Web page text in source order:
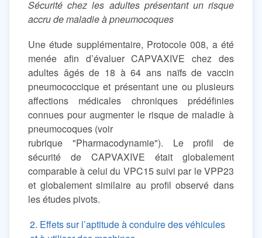
Sécurité chez les adultes présentant un risque
accru de maladie à pneumocoques
Une étude supplémentaire, Protocole 008, a été
menée afin d’évaluer CAPVAXIVE chez des
adultes âgés de 18 à 64 ans naïfs de vaccin
pneumococcique et présentant une ou plusieurs
affections médicales chroniques prédéfinies
connues pour augmenter le risque de maladie à
pneumocoques (voir
rubrique "Pharmacodynamie"). Le profil de
sécurité de CAPVAXIVE était globalement
comparable à celui du VPC15 suivi par le VPP23
et globalement similaire au profil observé dans
les études pivots.
2. Effets sur l’aptitude à conduire des véhicules